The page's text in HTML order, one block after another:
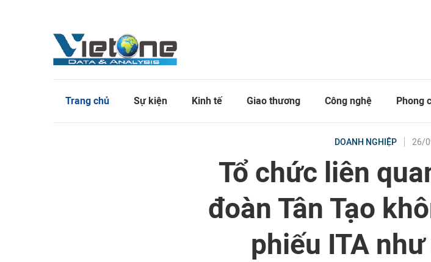
Trang chủ Sự kiện Kinh tế Giao thương Công nghệ Phong
DOANH NGHIỆP 26/
Tổ chức liên
đoàn Tân Tạo
phiếu ITA